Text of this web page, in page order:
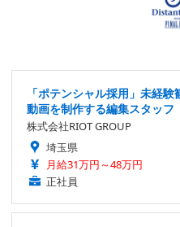
「ポテンシャル採用」未経
動画を制作する編集スタッフ
株式会社RIOT GROUP
埼玉県
月給31万円～48万円
正社員